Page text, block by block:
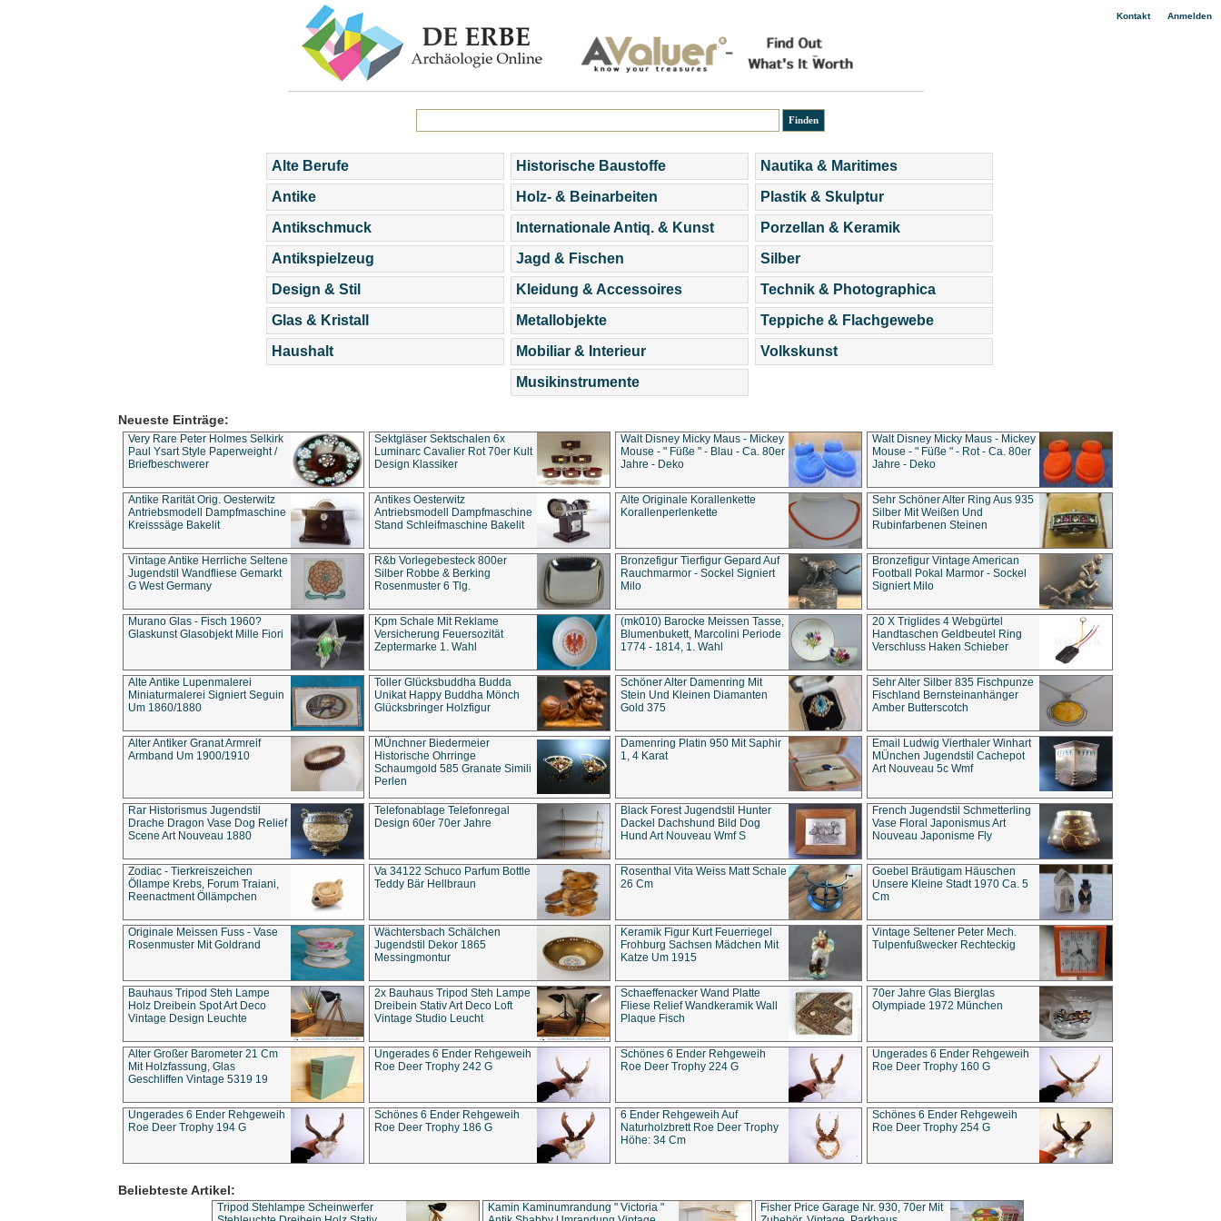
Kontakt| Anmelden
Alte Berufe
Antike
Antikschmuck
Antikspielzeug
Design & Stil
Glas & Kristall
Haushalt
Historische Baustoffe
Holz- & Beinarbeiten
Internationale Antiq. & Kunst
Jagd & Fischen
Kleidung & Accessoires
Metallobjekte
Mobiliar & Interieur
Musikinstrumente
Nautika & Maritimes
Plastik & Skulptur
Porzellan & Keramik
Silber
Technik & Photographica
Teppiche & Flachgewebe
Volkskunst
Neueste Einträge:
Very Rare Peter Holmes Selkirk
Paul Ysart Style Paperweight /
Briefbeschwerer
Sektgläser Sektschalen 6x
Luminarc Cavalier Rot 70er Kult
Design Klassiker
Walt Disney Micky Maus - Mickey
Mouse - " Füße " - Blau - Ca. 80er
Jahre - Deko
Walt Disney Micky Maus - Mickey
Mouse - " Füße " - Rot - Ca. 80er
Jahre - Deko
Antike Rarität Orig. Oesterwitz
Antriebsmodell Dampfmaschine
Kreisssäge Bakelit
Antikes Oesterwitz
Antriebsmodell Dampfmaschine
Stand Schleifmaschine Bakelit
Alte Originale Korallenkette
Korallenperlenkette
Sehr Schöner Alter Ring Aus 935
Silber Mit Weißen Und
Rubinfarbenen Steinen
Vintage Antike Herrliche Seltene
Jugendstil Wandfliese Gemarkt
G West Germany
R&b Vorlegebesteck 800er
Silber Robbe & Berking
Rosenmuster 6 Tlg.
Bronzefigur Tierfigur Gepard Auf
Rauchmarmor - Sockel Signiert
Milo
Bronzefigur Vintage American
Football Pokal Marmor - Sockel
Signiert Milo
Murano Glas - Fisch 1960?
Glaskunst Glasobjekt Mille Fiori
Kpm Schale Mit Reklame
Versicherung Feuersozität
Zeptermarke 1. Wahl
(mk010) Barocke Meissen Tasse,
Blumenbukett, Marcolini Periode
1774 - 1814, 1. Wahl
20 X Triglides 4 Webgürtel
Handtaschen Geldbeutel Ring
Verschluss Haken Schieber
Alte Antike Lupenmalerei
Miniaturmalerei Signiert Seguin
Um 1860/1880
Toller Glücksbuddha Budda
Unikat Happy Buddha Mönch
Glücksbringer Holzfigur
Schöner Alter Damenring Mit
Stein Und Kleinen Diamanten
Gold 375
Sehr Alter Silber 835 Fischpunze
Fischland Bernsteinanhänger
Amber Butterscotch
Alter Antiker Granat Armreif
Armband Um 1900/1910
MÜnchner Biedermeier
Historische Ohrringe
Schaumgold 585 Granate Simili
Perlen
Damenring Platin 950 Mit Saphir
1, 4 Karat
Email Ludwig Vierthaler Winhart
MÜnchen Jugendstil Cachepot
Art Nouveau 5c Wmf
Rar Historismus Jugendstil
Drache Dragon Vase Dog Relief
Scene Art Nouveau 1880
Telefonablage Telefonregal
Design 60er 70er Jahre
Black Forest Jugendstil Hunter
Dackel Dachshund Bild Dog
Hund Art Nouveau Wmf S
French Jugendstil Schmetterling
Vase Floral Japonismus Art
Nouveau Japonisme Fly
Zodiac - Tierkreiszeichen
Öllampe Krebs, Forum Traiani,
Reenactment Öllämpchen
Va 34122 Schuco Parfum Bottle
Teddy Bär Hellbraun
Rosenthal Vita Weiss Matt Schale
26 Cm
Goebel Bräutigam Häuschen
Unsere Kleine Stadt 1970 Ca. 5
Cm
Originale Meissen Fuss - Vase
Rosenmuster Mit Goldrand
Wächtersbach Schälchen
Jugendstil Dekor 1865
Messingmontur
Keramik Figur Kurt Feuerriegel
Frohburg Sachsen Mädchen Mit
Katze Um 1915
Vintage Seltener Peter Mech.
Tulpenfußwecker Rechteckig
Bauhaus Tripod Steh Lampe
Holz Dreibein Spot Art Deco
Vintage Design Leuchte
2x Bauhaus Tripod Steh Lampe
Dreibein Stativ Art Deco Loft
Vintage Studio Leucht
Schaeffenacker Wand Platte
Fliese Relief Wandkeramik Wall
Plaque Fisch
70er Jahre Glas Bierglas
Olympiade 1972 München
Alter Großer Barometer 21 Cm
Mit Holzfassung, Glas
Geschliffen Vintage 5319 19
Ungerades 6 Ender Rehgeweih
Roe Deer Trophy 242 G
Schönes 6 Ender Rehgeweih
Roe Deer Trophy 224 G
Ungerades 6 Ender Rehgeweih
Roe Deer Trophy 160 G
Ungerades 6 Ender Rehgeweih
Roe Deer Trophy 194 G
Schönes 6 Ender Rehgeweih
Roe Deer Trophy 186 G
6 Ender Rehgeweih Auf
Naturholzbrett Roe Deer Trophy
Höhe: 34 Cm
Schönes 6 Ender Rehgeweih
Roe Deer Trophy 254 G
Beliebteste Artikel:
Tripod Stehlampe Scheinwerfer
Kamin Kaminumrandung " Victoria "
Fisher Price Garage Nr. 930, 70er Mit